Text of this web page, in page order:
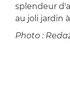
splendeur
au joli jardin
Photo :